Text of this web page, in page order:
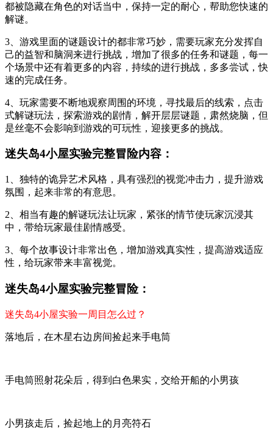
都被隐藏在角色的对话当中，保持一定的耐心，帮助您快速的
解谜。
3、游戏里面的谜题设计的都非常巧妙，需要玩家充分发挥自
己的益智和脑洞来进行挑战，增加了很多的任务和谜题，每一
个场景中还有着更多的内容，持续的进行挑战，多多尝试，快
速的完成任务。
4、玩家需要不断地观察周围的环境，寻找最后的线索，点击
式解谜玩法，探索游戏的剧情，解开层层谜题，肃然烧脑，但
是丝毫不会影响到游戏的可玩性，迎接更多的挑战。
迷失岛4小屋实验完整冒险内容：
1、独特的诡异艺术风格，具有强烈的视觉冲击力，提升游戏
氛围，起来非常的有意思。
2、相当有趣的解谜玩法让玩家，紧张的情节使玩家沉浸其
中，带给玩家最佳剧情感受。
3、每个故事设计非常出色，增加游戏真实性，提高游戏适应
性，给玩家带来丰富视觉。
迷失岛4小屋实验完整冒险：
迷失岛4小屋实验一周目怎么过？
落地后，在木星右边房间捡起来手电筒
手电筒照射花朵后，得到白色果实，交给开船的小男孩
小男孩走后，捡起地上的月亮符石